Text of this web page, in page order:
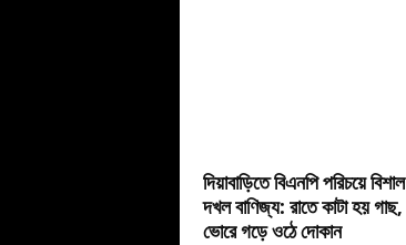
দিয়াবাড়িতে বিএনপি পরিচয়ে বিশাল
দখল বাণিজ্য: রাতে কাটা হয় গাছ,
ভোরে গড়ে ওঠে দোকান